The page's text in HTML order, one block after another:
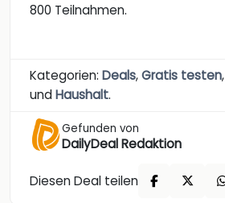
800 Teilnahmen.
Kategorien: Deals,Gratis testen,
undHaushalt.
Gefunden von
DailyDeal Redaktion
Diesen Deal teilen